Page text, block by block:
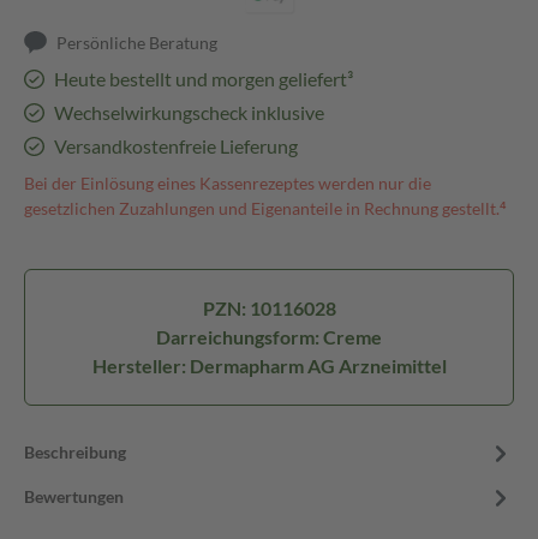
Persönliche Beratung
Heute bestellt und morgen geliefert³
Wechselwirkungscheck inklusive
Versandkostenfreie Lieferung
Bei der Einlösung eines Kassenrezeptes werden nur die
gesetzlichen Zuzahlungen und Eigenanteile in Rechnung gestellt.⁴
PZN: 10116028
Darreichungsform: Creme
Hersteller: Dermapharm AG Arzneimittel
Beschreibung
Bewertungen